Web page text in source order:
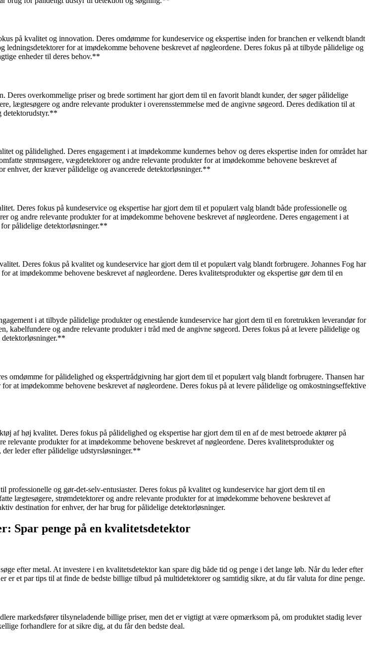
på kvalitet og innovation. Deres omdømme for kundeservice og ekspertise inden for branchen er velkendt blandt
for at imødekomme behovene beskrevet af nøgleordene. Deres fokus på at tilbyde pålidelige og
enheder til deres behov.**
overkommelige priser og brede sortiment har gjort dem til en favorit blandt kunder, der søger pålidelige
lægtesøgere og andre relevante produkter i overensstemmelse med de angivne søgeord. Deres dedikation til at
detektorudstyr.**
og pålidelighed. Deres engagement i at imødekomme kundernes behov og deres ekspertise inden for området har
strømsøgere, vægdetektorer og andre relevante produkter for at imødekomme behovene beskrevet af
enhver, der kræver pålidelige og avancerede detektorløsninger.**
Deres fokus på kundeservice og ekspertise har gjort dem til et populært valg blandt både professionelle og
og andre relevante produkter for at imødekomme behovene beskrevet af nøgleordene. Deres engagement i at
pålidelige detektorløsninger.**
Deres fokus på kvalitet og kundeservice har gjort dem til et populært valg blandt forbrugere. Johannes Fog har
at imødekomme behovene beskrevet af nøgleordene. Deres kvalitetsprodukter og ekspertise gør dem til en
i at tilbyde pålidelige produkter og enestående kundeservice har gjort dem til en foretrukken leverandør for
og andre relevante produkter i tråd med de angivne søgeord. Deres fokus på at levere pålidelige og
detektorløsninger.**
omdømme for pålidelighed og ekspertrådgivning har gjort dem til et populært valg blandt forbrugere. Thansen har
at imødekomme behovene beskrevet af nøgleordene. Deres fokus på at levere pålidelige og omkostningseffektive
af høj kvalitet. Deres fokus på pålidelighed og ekspertise har gjort dem til en af de mest betroede aktører på
relevante produkter for at imødekomme behovene beskrevet af nøgleordene. Deres kvalitetsprodukter og
leder efter pålidelige udstyrsløsninger.**
og gør-det-selv-entusiaster. Deres fokus på kvalitet og kundeservice har gjort dem til en
lægtesøgere, strømdetektorer og andre relevante produkter for at imødekomme behovene beskrevet af
destination for enhver, der har brug for pålidelige detektorløsninger.
Spar penge på en kvalitetsdetektor
efter metal. At investere i en kvalitetsdetektor kan spare dig både tid og penge i det lange løb. Når du leder efter
et par tips til at finde de bedste billige tilbud på multidetektorer og samtidig sikre, at du får valuta for dine penge.
markedsfører tilsyneladende billige priser, men det er vigtigt at være opmærksom på, om produktet stadig lever
forhandlere for at sikre dig, at du får den bedste deal.